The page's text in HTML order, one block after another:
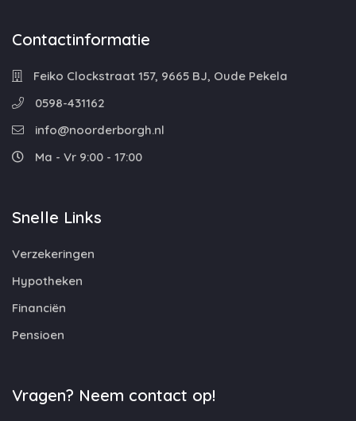
Contactinformatie
Feiko Clockstraat 157, 9665 BJ, Oude Pekela
0598-431162
info@noorderborgh.nl
Ma - Vr 9:00 - 17:00
Snelle Links
Verzekeringen
Hypotheken
Financiën
Pensioen
Vragen? Neem contact op!